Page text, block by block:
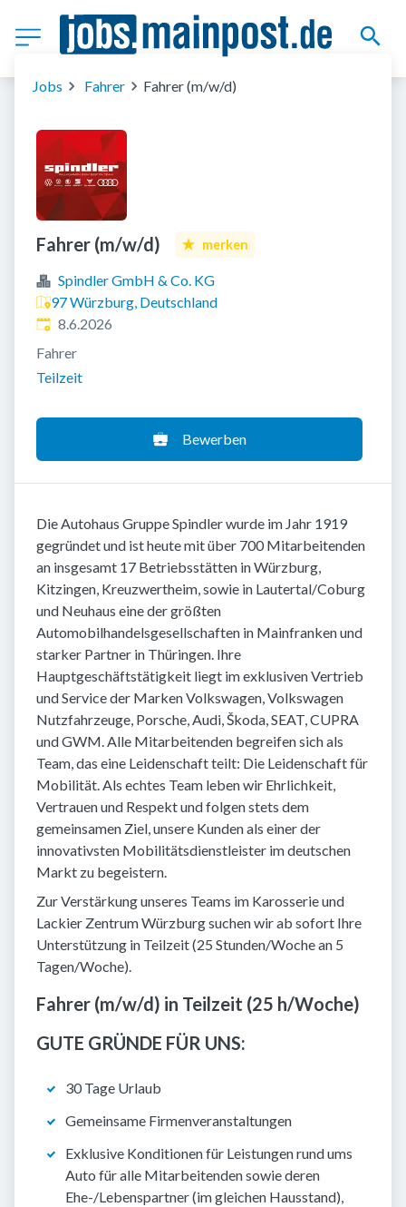
Jobs Fahrer Fahrer (m/w/d)
Fahrer (m/w/d) merken
Spindler GmbH & Co. KG
97 Würzburg, Deutschland
Veröffentlicht
8.6.2026
Fahrer
Teilzeit
Bewerben
Die Autohaus Gruppe Spindler wurde im Jahr 1919
gegründet und ist heute mit über 700 Mitarbeitenden
an insgesamt 17 Betriebsstätten in Würzburg,
Kitzingen, Kreuzwertheim, sowie in Lautertal/Coburg
und Neuhaus eine der größten
Automobilhandelsgesellschaften in Mainfranken und
starker Partner in Thüringen. Ihre
Hauptgeschäftstätigkeit liegt im exklusiven Vertrieb
und Service der Marken Volkswagen, Volkswagen
Nutzfahrzeuge, Porsche, Audi, Škoda, SEAT, CUPRA
und GWM. Alle Mitarbeitenden begreifen sich als
Team, das eine Leidenschaft teilt: Die Leidenschaft für
Mobilität. Als echtes Team leben wir Ehrlichkeit,
Vertrauen und Respekt und folgen stets dem
gemeinsamen Ziel, unsere Kunden als einer der
innovativsten Mobilitätsdienstleister im deutschen
Markt zu begeistern.
Zur Verstärkung unseres Teams im Karosserie und
Lackier Zentrum Würzburg suchen wir ab sofort Ihre
Unterstützung in Teilzeit (25 Stunden/Woche an 5
Tagen/Woche).
Fahrer (m/w/d) in Teilzeit (25 h/Woche)
GUTE GRÜNDE FÜR UNS:
30 Tage Urlaub
Gemeinsame Firmenveranstaltungen
Exklusive Konditionen für Leistungen rund ums
Auto für alle Mitarbeitenden sowie deren
Ehe-/Lebenspartner (im gleichen Hausstand),